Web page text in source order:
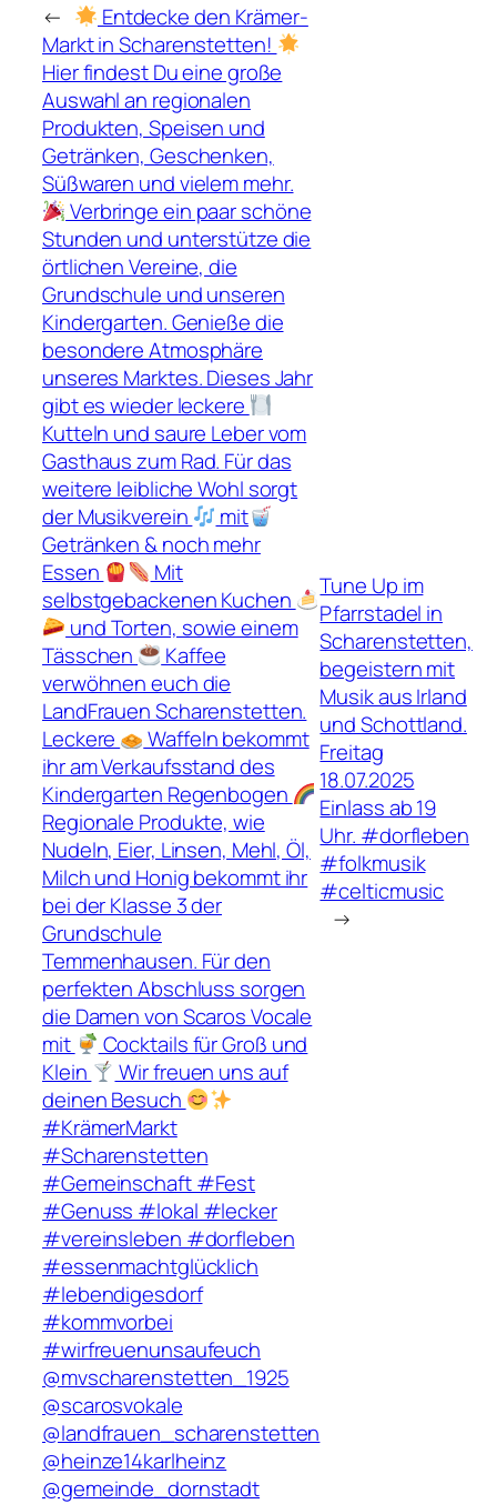
←
Entdecke den Krämer-
Markt in Scharenstetten!
Hier findest Du eine große
Auswahl an regionalen
Produkten, Speisen und
Getränken, Geschenken,
Süßwaren und vielem mehr.
Verbringe ein paar schöne
Stunden und unterstütze die
örtlichen Vereine, die
Grundschule und unseren
Kindergarten. Genieße die
besondere Atmosphäre
unseres Marktes. Dieses Jahr
gibt es wieder leckere
Kutteln und saure Leber vom
Gasthaus zum Rad. Für das
weitere leibliche Wohl sorgt
der Musikverein
mit
Getränken & noch mehr
Essen
Mit
selbstgebackenen Kuchen
und Torten, sowie einem
Tässchen
Kaffee
verwöhnen euch die
LandFrauen Scharenstetten.
Leckere
Waffeln bekommt
ihr am Verkaufsstand des
Kindergarten Regenbogen
Regionale Produkte, wie
Nudeln, Eier, Linsen, Mehl, Öl,
Milch und Honig bekommt ihr
bei der Klasse 3 der
Grundschule
Temmenhausen. Für den
perfekten Abschluss sorgen
die Damen von Scaros Vocale
mit
Cocktails für Groß und
Klein
Wir freuen uns auf
deinen Besuch
#KrämerMarkt
#Scharenstetten
#Gemeinschaft #Fest
#Genuss #lokal #lecker
#vereinsleben #dorfleben
#essenmachtglücklich
#lebendigesdorf
#kommvorbei
#wirfreuenunsaufeuch
@mvscharenstetten_1925
@scarosvokale
@landfrauen_scharenstetten
@heinze14karlheinz
@gemeinde_dornstadt
Tune Up im
Pfarrstadel in
Scharenstetten,
begeistern mit
Musik aus Irland
und Schottland.
Freitag
18.07.2025
Einlass ab 19
Uhr. #dorfleben
#folkmusik
#celticmusic
→